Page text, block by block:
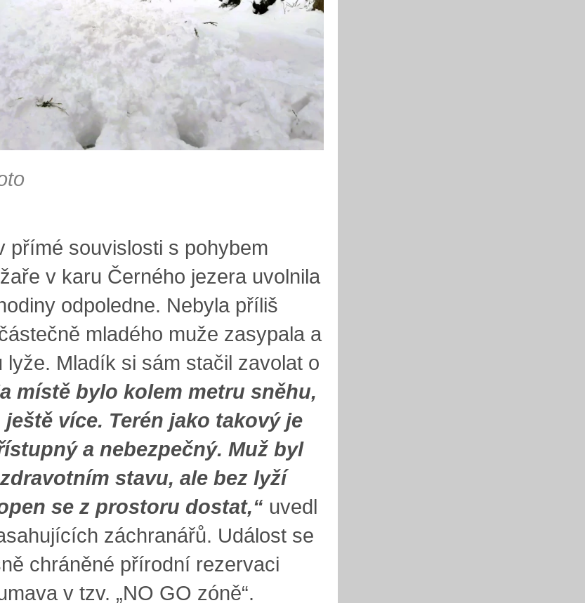
přímé souvislosti s pohybem
v karu Černého jezera uvolnila
odpoledne. Nebyla příliš
mladého muže zasypala a
lyže. Mladík si sám stačil zavolat o
místě bylo kolem metru sněhu,
více. Terén jako takový je
a nebezpečný. Muž byl
stavu, ale bez lyží
se z prostoru dostat,“ uvedl
záchranářů. Událost se
chráněné přírodní rezervaci
v tzv. „NO GO zóně“.